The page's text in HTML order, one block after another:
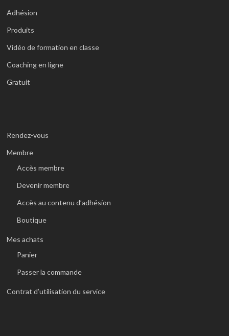
Adhésion
Produits
Vidéo de formation en classe
Coaching en ligne
Gratuit
Rendez-vous
Membre
Accès membre
Devenir membre
Accès au contenu d’adhésion
Boutique
Mes achats
Panier
Passer la commande
Contrat d’utilisation du service